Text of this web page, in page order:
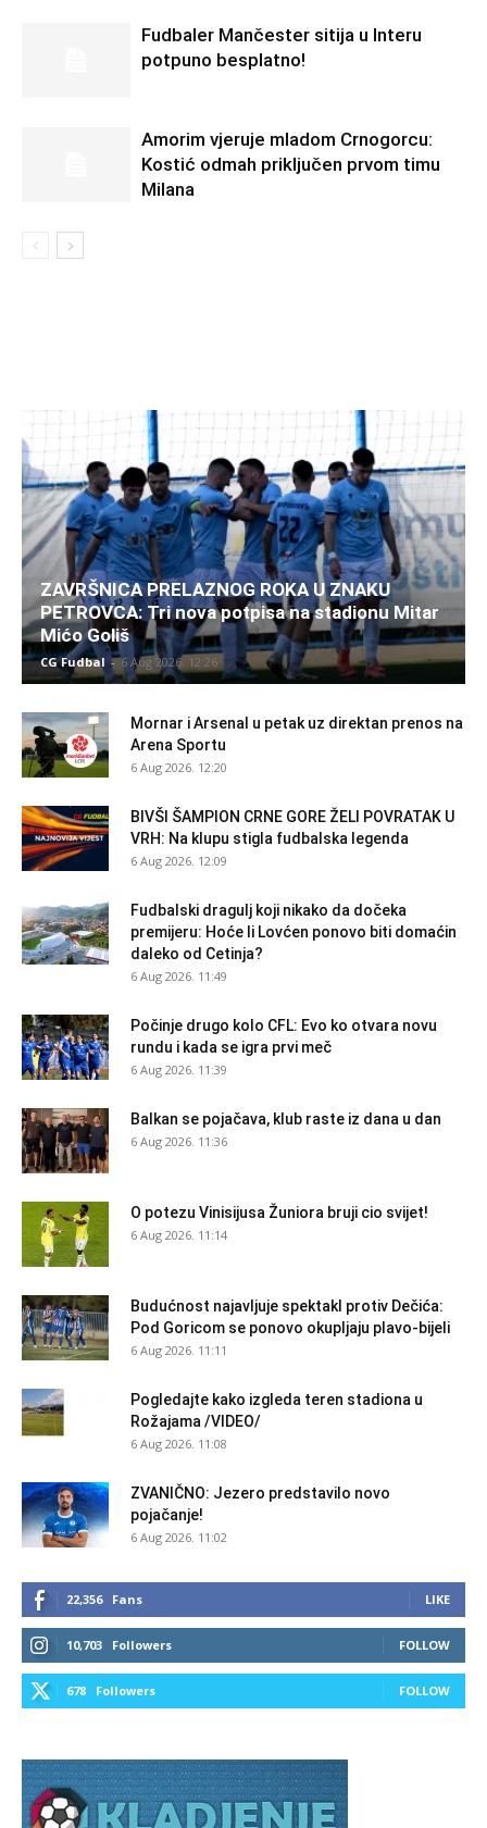
Fudbaler Mančester sitija u Interu
potpuno besplatno!
Amorim vjeruje mladom Crnogorcu:
Kostić odmah priključen prvom timu
Milana
ZAVRŠNICA PRELAZNOG ROKA U ZNAKU
PETROVCA: Tri nova potpisa na stadionu Mitar
Mićo Goliš
CG Fudbal - 6 Aug 2026. 12:26
Mornar i Arsenal u petak uz direktan prenos na
Arena Sportu
6 Aug 2026. 12:20
BIVŠI ŠAMPION CRNE GORE ŽELI POVRATAK U
VRH: Na klupu stigla fudbalska legenda
6 Aug 2026. 12:09
Fudbalski dragulj koji nikako da dočeka
premijeru: Hoće li Lovćen ponovo biti domaćin
daleko od Cetinja?
6 Aug 2026. 11:49
Počinje drugo kolo CFL: Evo ko otvara novu
rundu i kada se igra prvi meč
6 Aug 2026. 11:39
Balkan se pojačava, klub raste iz dana u dan
6 Aug 2026. 11:36
O potezu Vinisijusa Žuniora bruji cio svijet!
6 Aug 2026. 11:14
Budućnost najavljuje spektakl protiv Dečića:
Pod Goricom se ponovo okupljaju plavo-bijeli
6 Aug 2026. 11:11
Pogledajte kako izgleda teren stadiona u
Rožajama /VIDEO/
6 Aug 2026. 11:08
ZVANIČNO: Jezero predstavilo novo
pojačanje!
6 Aug 2026. 11:02
22,356 Fans LIKE
10,703 Followers FOLLOW
678 Followers FOLLOW